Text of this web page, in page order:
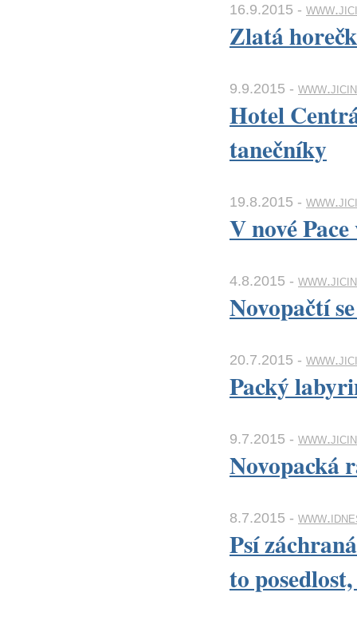
16.9.2015 -
Zlatá
9.9.2015 -
Hotel
tanečníky
19.8.2015 -
V nové
4.8.2015 -
Novopačtí
20.7.2015 -
Packý
9.7.2015 -
Novopacká
8.7.2015 -
Psí
to